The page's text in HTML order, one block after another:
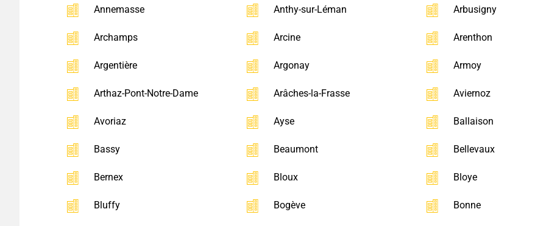
Annemasse Anthy-sur-Léman Arbusigny
Archamps Arcine Arenthon
Argentière Argonay Armoy
Arthaz-Pont-Notre-Dame Arâches-la-Frasse Aviernoz
Avoriaz Ayse Ballaison
Bassy Beaumont Bellevaux
Bernex Bloux Bloye
Bluffy Bogève Bonne